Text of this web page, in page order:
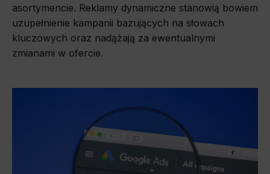
asortymencie. Reklamy dynamiczne stanowią bowiem
uzupełnienie kampanii bazujących na słowach
kluczowych oraz nadążają za ewentualnymi
zmianami w ofercie.